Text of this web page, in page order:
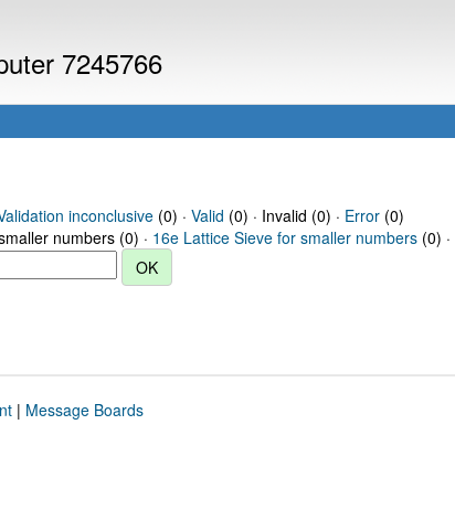
7245766
inconclusive(0) · Valid (0) · Invalid (0) · Error(0)
numbers (0) · 16e Lattice Sieve for smaller numbers (0) ·
| Message Boards